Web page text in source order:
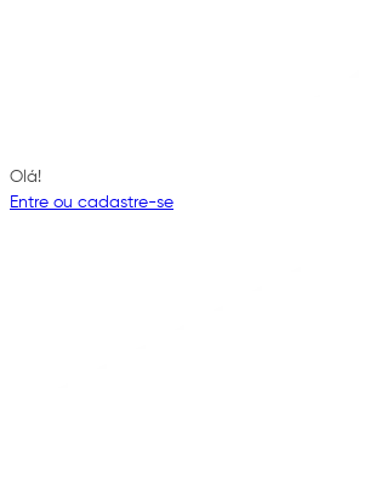
Olá!
Entre ou cadastre-se